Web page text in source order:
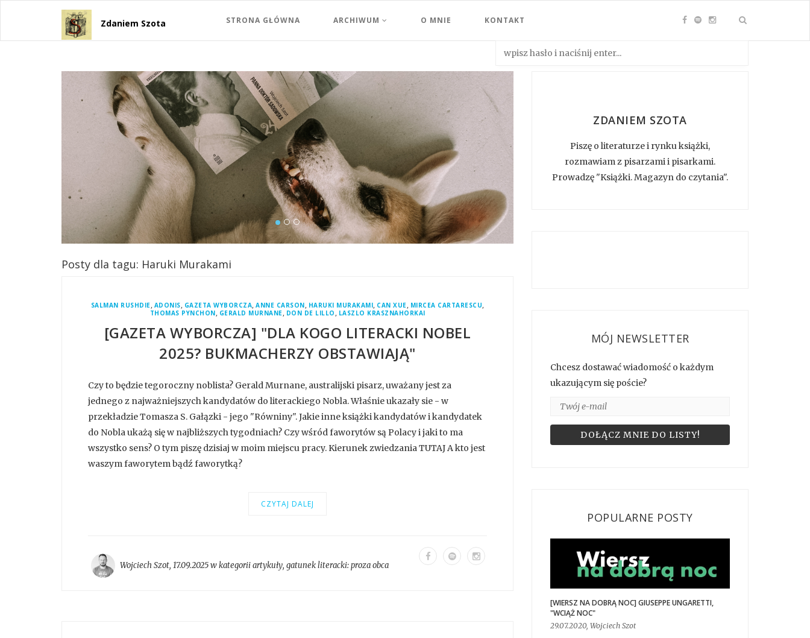
Zdaniem Szota STRONA GŁÓWNA ARCHIWUM O MNIE KONTAKT
Posty dla tagu: Haruki Murakami
SALMAN RUSHDIE, ADONIS, GAZETA WYBORCZA,ANNE CARSON, HARUKI MURAKAMI, CAN XUE, MIRCEA CARTARESCU,
THOMAS PYNCHON, GERALD MURNANE, DON DE LILLO , LASZLO KRASZNAHORKAI
[GAZETA WYBORCZA] "DLA KOGO LITERACKI NOBEL
2025? BUKMACHERZY OBSTAWIAJĄ"
Czy to będzie tegoroczny noblista? Gerald Murnane, australijski pisarz, uważany jest za
jednego z najważniejszych kandydatów do literackiego Nobla. Właśnie ukazały sie - w
przekładzie Tomasza S. Gałązki - jego "Równiny". Jakie inne książki kandydatów i kandydatek
do Nobla ukażą się w najbliższych tygodniach? Czy wśród faworytów są Polacy i jaki to ma
wszystko sens? O tym piszę dzisiaj w moim miejscu pracy. Kierunek zwiedzania TUTAJ A kto jest
waszym faworytem bądź faworytką?
CZYTAJ DALEJ
Wojciech Szot, 17.09.2025 w kategoriiartykuły, gatunek literacki:proza obca
ZDANIEM SZOTA
Piszę o literaturze i rynku książki,
rozmawiam z pisarzami i pisarkami.
Prowadzę "Książki. Magazyn do czytania".
MÓJ NEWSLETTER
Chcesz dostawać wiadomość o każdym
ukazującym się poście?
POPULARNE POSTY
[WIERSZ NA DOBRĄ NOC] GIUSEPPE UNGARETTI,
"WCIĄŻ NOC"
29.07.2020, Wojciech Szot